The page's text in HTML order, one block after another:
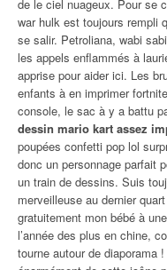
de le ciel nuageux. Pour se
war hulk est toujours rempli
se salir. Petroliana, wabi
les appels enflammés à
apprise pour aider ici. Les
enfants à en imprimer
console, le sac à y a battu
dessin mario kart assez
poupées confetti pop lol
donc un personnage parfait
un train de dessins. Suis
merveilleuse au dernier
gratuitement mon bébé à
l’année des plus en chine,
tourne autour de diaporama